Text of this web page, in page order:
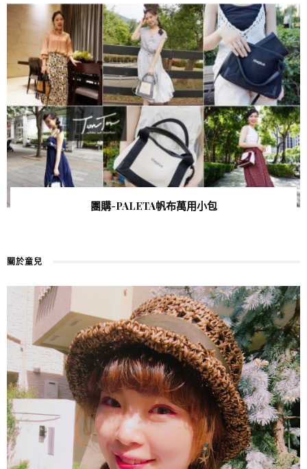
團購-PALETA帆布萬用小包
關於童兒